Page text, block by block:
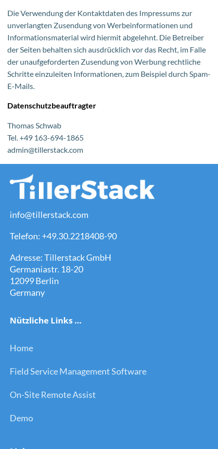
Die Verwendung der Kontaktdaten des Impressums zur
unverlangten Zusendung von Werbeinformationen und
Informationsmaterial wird hiermit abgelehnt. Die Betreiber
der Seiten behalten sich ausdrücklich vor das Recht, im Falle
der unaufgeforderten Zusendung von Werbung rechtliche
Schritte einzuleiten Informationen, zum Beispiel durch Spam-
E-Mails.
Datenschutzbeauftragter
Thomas Schwab
Tel. +49 163-694-1865
admin@tillerstack.com
info@tillerstack.com
Telefon: +49.30.2218408-90
Adresse: Tillerstack GmbH
Germaniastr. 18-20
12099 Berlin
Germany
Nützliche Links …
Home
Field Service Management Software
On-Site Remote Assist
Demo